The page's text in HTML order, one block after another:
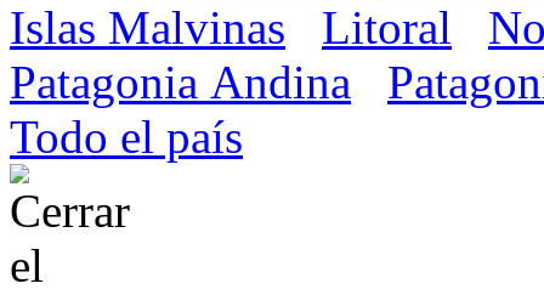
Islas Malvinas
Litoral
Patagonia Andina
Todo el país